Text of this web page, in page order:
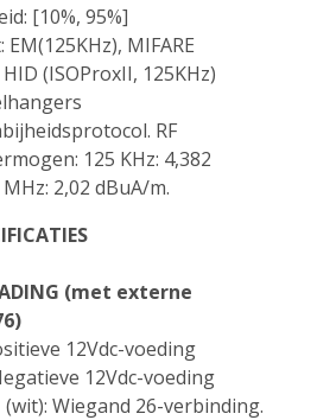
[10%, 95%]
MIFARE
(ISOProxII, 125KHz)
RF
125 KHz: 4,382
2,02 dBuA/m.
(met externe
12Vdc-voeding
12Vdc-voeding
Wiegand 26-verbinding.